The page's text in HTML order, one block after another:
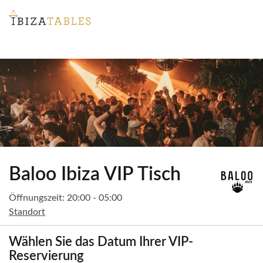
Baloo Ibiza VIP Tisch
Öffnungszeit: 20:00 - 05:00
Standort
Wählen Sie das Datum Ihrer VIP-
Reservierung